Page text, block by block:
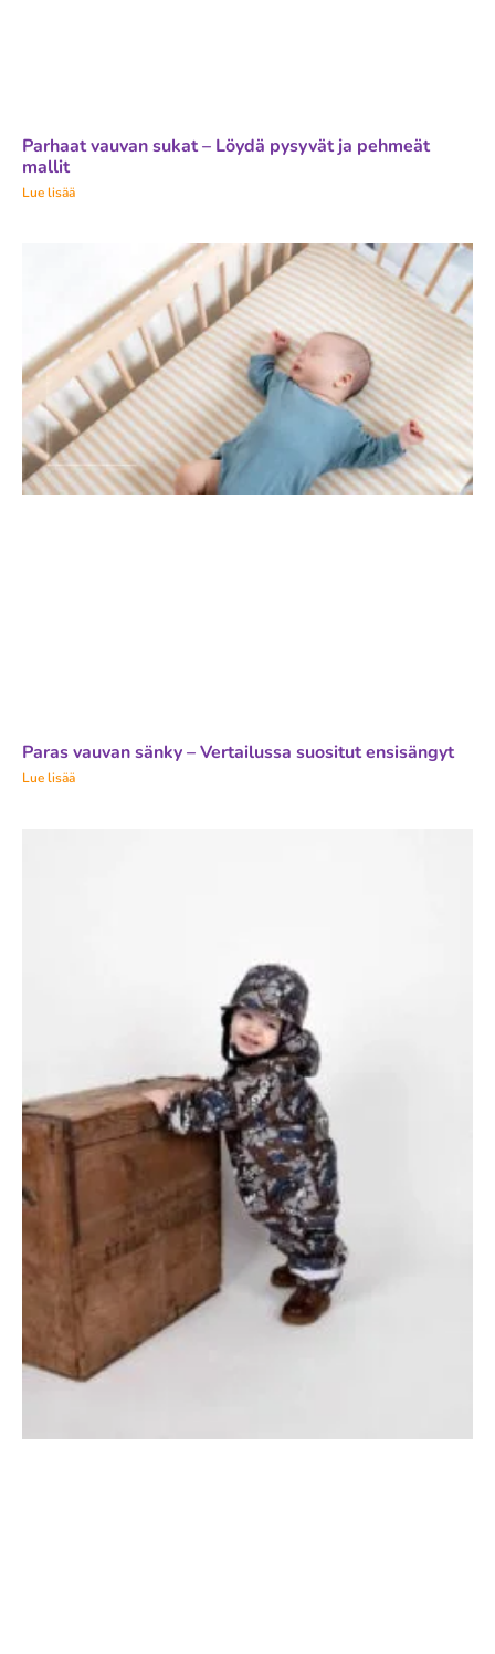
Parhaat vauvan sukat – Löydä pysyvät ja pehmeät
mallit
Lue lisää
Paras vauvan sänky – Vertailussa suositut ensisängyt
Lue lisää